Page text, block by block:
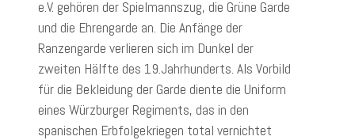
e.V. gehören der Spielmannszug, die Grüne Garde
und die Ehrengarde an. Die Anfänge der
Ranzengarde verlieren sich im Dunkel der
zweiten Hälfte des 19.Jahrhunderts. Als Vorbild
für die Bekleidung der Garde diente die Uniform
eines Würzburger Regiments, das in den
spanischen Erbfolgekriegen total vernichtet